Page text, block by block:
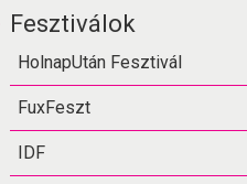
Fesztiválok
HolnapUtán Fesztivál
FuxFeszt
IDF